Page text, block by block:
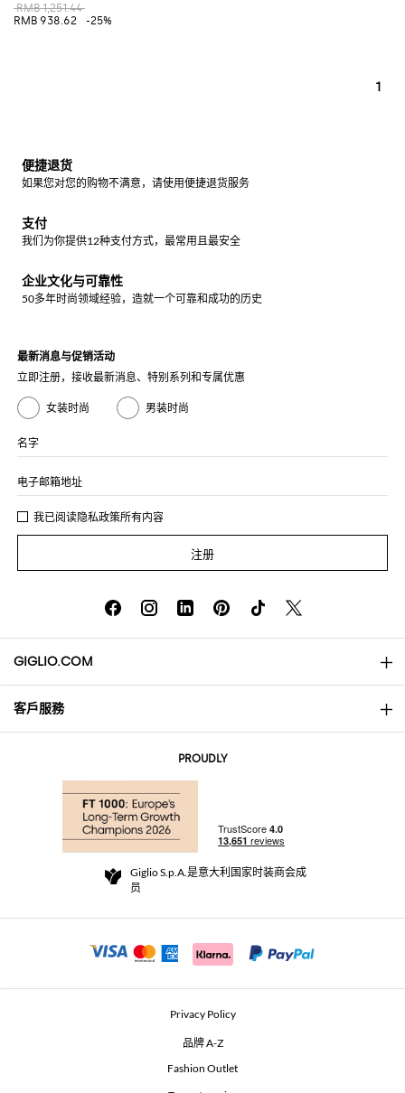
RMB 1,251.44
RMB 938.62
-25%
1
便捷退货
如果您对您的购物不满意，请使用便捷退货服务
支付
我们为你提供12种支付方式，最常用且最安全
企业文化与可靠性
50多年时尚领域经验，造就一个可靠和成功的历史
最新消息与促销活动
立即注册，接收最新消息、特别系列和专属优惠
女装时尚 男装时尚
名字
电子邮箱地址
我已阅读隐私政策所有内容
注册
GIGLIO.COM
About
Community Store
Beauty Seekers VIP Club
客戶服務
退货与退款
For a safe shopping experience
Security Communication
PROUDLY
Giglio S.p.A.是意大利国家时装商会成
员
Privacy Policy
品牌 A-Z
Fashion Outlet